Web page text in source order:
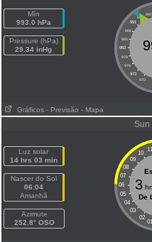
Mín
993.0 hPa
Pressure (hPa)
29.34 inHg
997
994
991
988
985
982
979
976
973
970
Gráficos - Previsão - Mapa
Sun
Luz solar
14 hrs 03 min
Nascer do Sol
06:04
Amanhã
Azimute
252.8° OSO
11
10
09
08
07
06
05
04
03
02
01
3
De